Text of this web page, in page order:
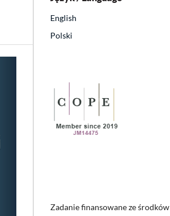
English
Polski
Zadanie finansowane ze środków